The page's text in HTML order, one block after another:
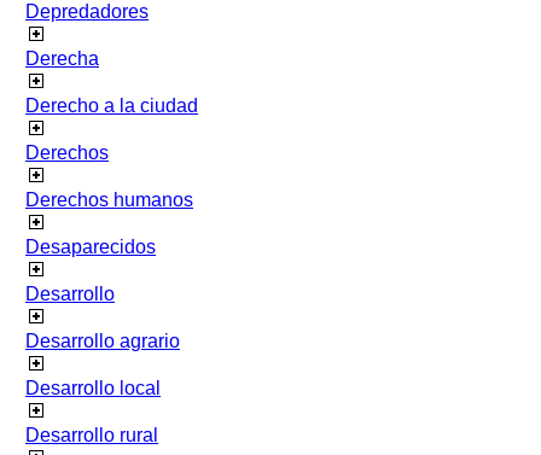
Depredadores
Derecha
Derecho a la ciudad
Derechos
Derechos humanos
Desaparecidos
Desarrollo
Desarrollo agrario
Desarrollo local
Desarrollo rural